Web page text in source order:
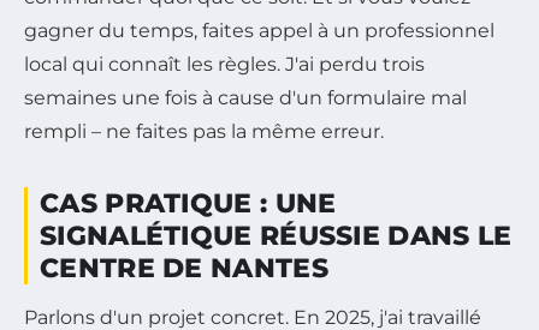
gagner du temps, faites appel à un professionnel
local qui connaît les règles. J'ai perdu trois
semaines une fois à cause d'un formulaire mal
rempli – ne faites pas la même erreur.
CAS PRATIQUE : UNE
SIGNALÉTIQUE RÉUSSIE DANS LE
CENTRE DE NANTES
Parlons d'un projet concret. En 2025, j'ai travaillé